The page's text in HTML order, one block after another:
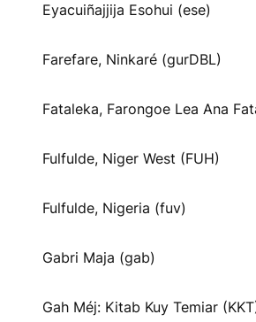
Eyacuiñajjija Esohui (ese)
Farefare, Ninkaré (gurDBL)
Fataleka, Farongoe Lea Ana
Fulfulde, Niger West (FUH)
Fulfulde, Nigeria (fuv)
Gabri Maja (gab)
Gah Méj: Kitab Kuy Temiar